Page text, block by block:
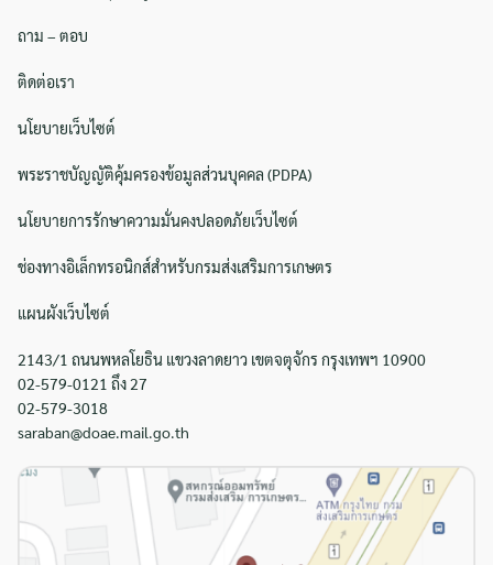
ถาม – ตอบ
ติดต่อเรา
นโยบายเว็บไซต์
พระราชบัญญัติคุ้มครองข้อมูลส่วนบุคคล (PDPA)
นโยบายการรักษาความมั่นคงปลอดภัยเว็บไซต์
ช่องทางอิเล็กทรอนิกส์สำหรับกรมส่งเสริมการเกษตร
แผนผังเว็บไซต์
2143/1 ถนนพหลโยธิน แขวงลาดยาว เขตจตุจักร กรุงเทพฯ 10900
02-579-0121 ถึง 27
02-579-3018
saraban@doae.mail.go.th